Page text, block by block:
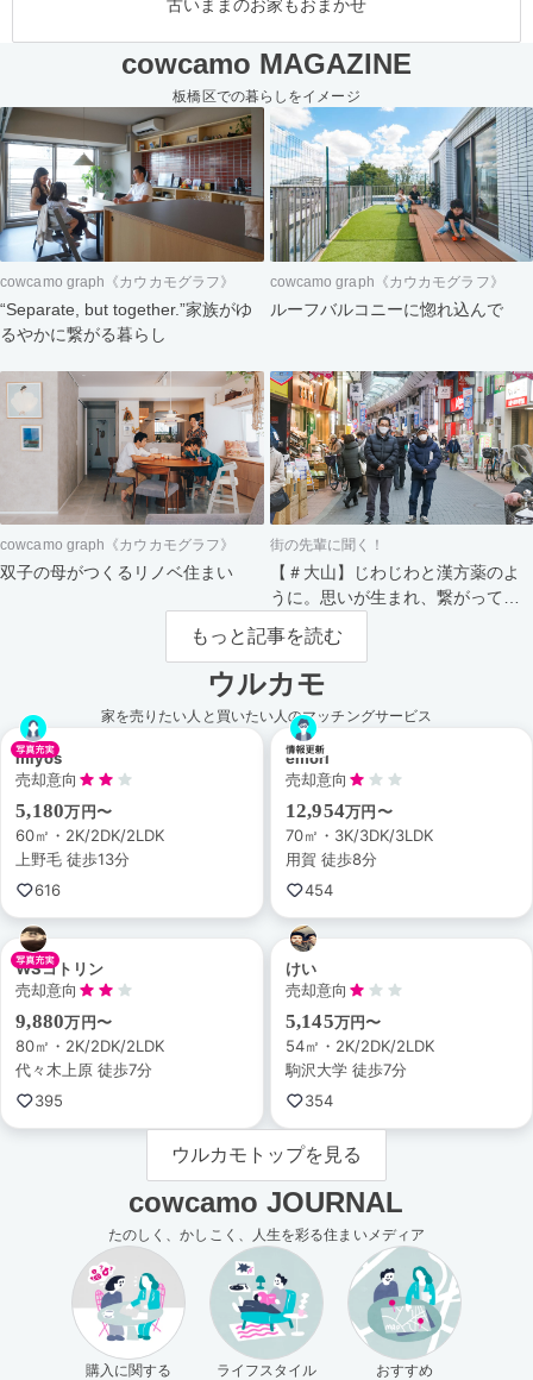
古いままのお家もおまかせ
cowcamo MAGAZINE
板橋区での暮らしをイメージ
cowcamo graph《カウカモグラフ》
“Separate, but together.”家族がゆ
るやかに繋がる暮らし
cowcamo graph《カウカモグラフ》
ルーフバルコニーに惚れ込んで
cowcamo graph《カウカモグラフ》
双子の母がつくるリノベ住まい
街の先輩に聞く！
【＃大山】じわじわと漢方薬のよ
うに。思いが生まれ、繋がってい
く街。
もっと記事を読む
ウルカモ
家を売りたい人と買いたい人のマッチングサービス
miyos
売却意向
5,180万円〜
60㎡・2K/2DK/2LDK
上野毛 徒歩13分
616
emori
売却意向
12,954万円〜
70㎡・3K/3DK/3LDK
用賀 徒歩8分
454
WSコトリン
売却意向
9,880万円〜
80㎡・2K/2DK/2LDK
代々木上原 徒歩7分
395
けい
売却意向
5,145万円〜
54㎡・2K/2DK/2LDK
駒沢大学 徒歩7分
354
ウルカモトップを見る
cowcamo JOURNAL
たのしく、かしこく、人生を彩る住まいメディア
購入に関する
ライフスタイル
おすすめ